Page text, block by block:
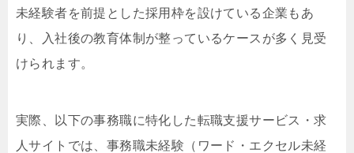
未経験者を前提とした採用枠を設けている企業もあ
り、入社後の教育体制が整っているケースが多く見受
けられます。
実際、以下の事務職に特化した転職支援サービス・求
人サイトでは、事務職未経験（ワード・エクセル未経